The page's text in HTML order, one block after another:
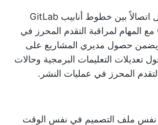
ينشئ هذا التكامل اتصالاً بين خطوط أنابيب GitLab
وأحداث CI / CD مع المهام لمراقبة التقدم المحرز في
حصول مديري المشاريع على
تعديلات التعليمات البرمجية وحالات
المحرز في عمليات النشر.
ملف التصميم في نفس الوقت